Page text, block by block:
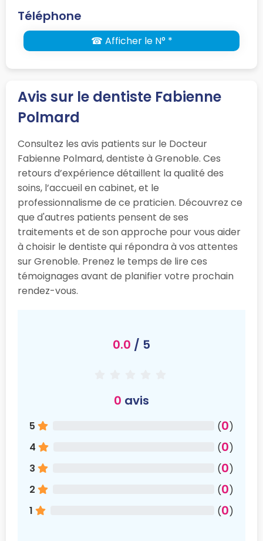
Téléphone
☎ Afficher le N° *
Avis sur le dentiste Fabienne
Polmard
Consultez les avis patients sur le Docteur
Fabienne Polmard, dentiste à Grenoble. Ces
retours d’expérience détaillent la qualité des
soins, l’accueil en cabinet, et le
professionnalisme de ce praticien. Découvrez ce
que d'autres patients pensent de ses
traitements et de son approche pour vous aider
à choisir le dentiste qui répondra à vos attentes
sur Grenoble. Prenez le temps de lire ces
témoignages avant de planifier votre prochain
rendez-vous.
0.0 / 5
0 avis
5 (0)
4
(0)
3
(0)
2
(0)
1
(0)